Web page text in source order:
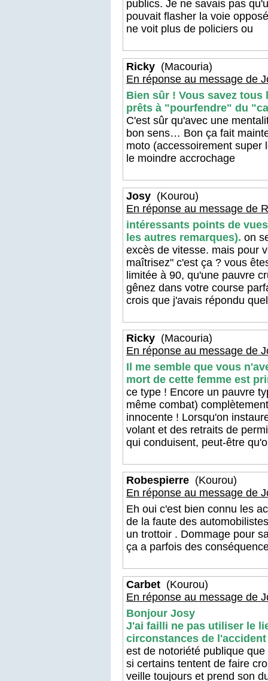
publics. Je ne savais pas
pouvait flasher la voie
ne voit plus de policiers ou
Ricky (Macouria)
En réponse au message de
Bien sûr ! Vous savez
prêts à "pourfendre" du
C'est sûr qu'avec une
bon sens… Bon ça fait
moto (accessoirement super
le moindre accrochage
Josy (Kourou)
En réponse au message de
intéressants points de
les autres remarques). on
excès de vitesse. mais pour
maîtrisez" c'est ça ? vous
limitée à 90, qu'une pauvre
gênez dans votre course
crois que j'avais répondu
Ricky (Macouria)
En réponse au message de
Il me semble que vous
mort de cette femme est
ce type ! Encore un pauvre
même combat)
innocente ! Lorsqu'on
volant et des retraits de
qui conduisent, peut-être
Robespierre (Kourou)
En réponse au message de
Eh oui c'est bien connu les
de la faute des
un trottoir . Dommage pour
ça a parfois des
Carbet (Kourou)
En réponse au message de
Bonjour Josy
J'ai failli ne pas utiliser le
circonstances de
est de notoriété publique
si certains tentent de faire
veille toujours et prend son